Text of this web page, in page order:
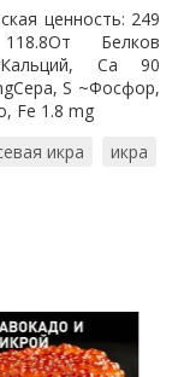
ценность: 249
Белков
Ca 90
S ~Фосфор,
Fe 1.8 mg
икра икра